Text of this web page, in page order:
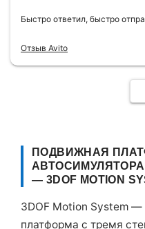
Быстро ответил, быстро
Отзыв Avito
ПОДВИЖНАЯ
— 3DOF MOTION
3DOF Motion System
платформа с тремя